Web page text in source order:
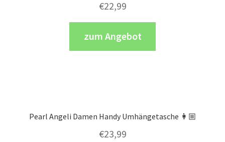
€22,99
zum Angebot
Pearl Angeli Damen Handy Umhängetasche 👩🏼
€23,99